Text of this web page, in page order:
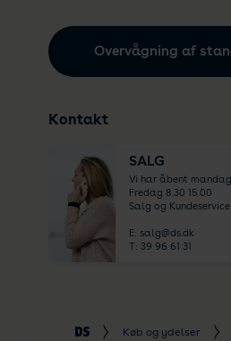
Overvågning af
Kontakt
SALG
Vi har åbent
Fredag 8.30 15.00
Salg og Kundeservice
E: salg@ds.dk
T: 39 96 61 31
Køb og ydelser